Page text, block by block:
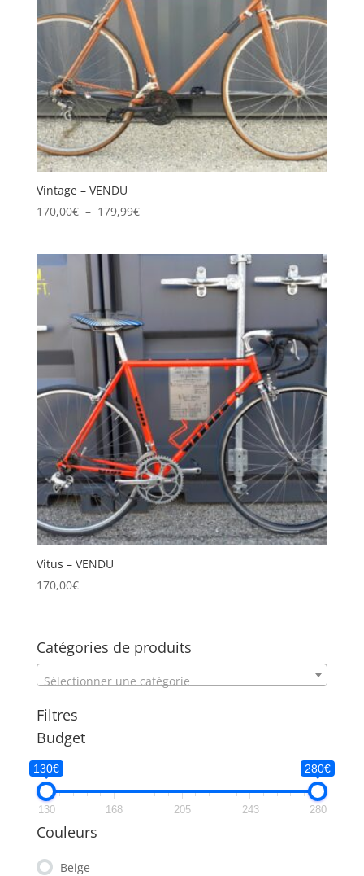
Vintage – VENDU
170,00€ – 179,99€Plage
Vitus – VENDU
170,00€
Catégories de produits
Sélectionner une catégorie
Filtres
Budget
130€ 280€
130 168 205 243 280
Couleurs
Beige